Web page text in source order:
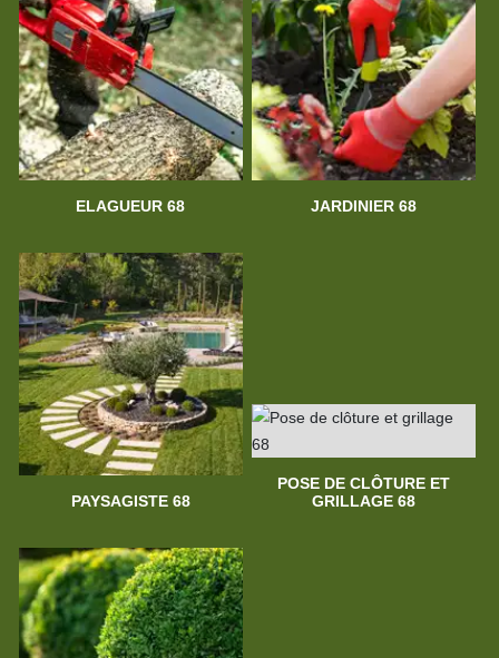
ELAGUEUR 68 JARDINIER 68
PAYSAGISTE 68
POSE DE CLÔTURE ET
GRILLAGE 68